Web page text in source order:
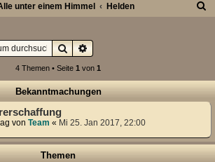
unter einem Himmel Helden
e
SucheErweiterte Suche
4 Themen • Seite 1 von 1
Bekanntmachungen
von Team « Mi 25. Jan 2017, 22:00
Themen